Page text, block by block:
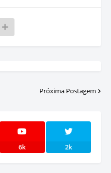
Próxima Postagem
6k 2k